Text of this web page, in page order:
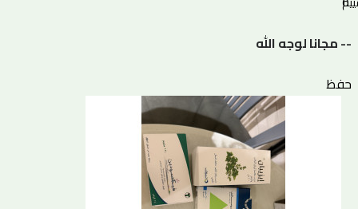
-- مجانا لوجه الله
حفظ